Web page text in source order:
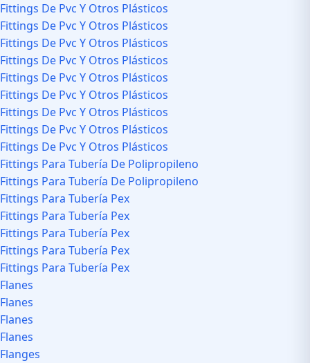
Fittings De Pvc Y Otros Plásticos
Fittings De Pvc Y Otros Plásticos
Fittings De Pvc Y Otros Plásticos
Fittings De Pvc Y Otros Plásticos
Fittings De Pvc Y Otros Plásticos
Fittings De Pvc Y Otros Plásticos
Fittings De Pvc Y Otros Plásticos
Fittings De Pvc Y Otros Plásticos
Fittings De Pvc Y Otros Plásticos
Fittings Para Tubería De Polipropileno
Fittings Para Tubería De Polipropileno
Fittings Para Tubería Pex
Fittings Para Tubería Pex
Fittings Para Tubería Pex
Fittings Para Tubería Pex
Fittings Para Tubería Pex
Flanes
Flanes
Flanes
Flanes
Flanges